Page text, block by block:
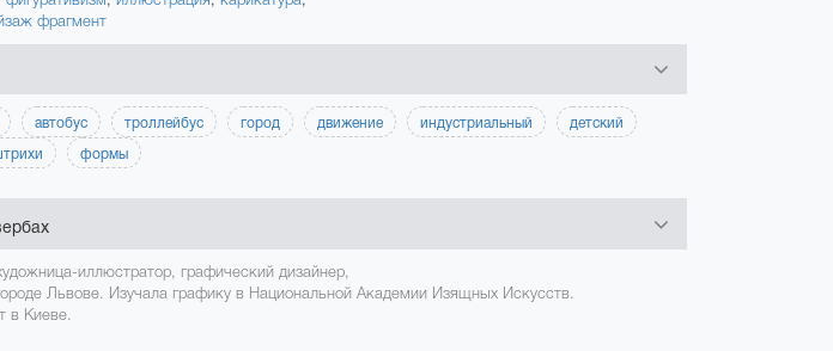
фрагмент
автобус троллейбус город движение индустриальный
детский
формы
иллюстратор, графический дизайнер,
Львове. Изучала графику в Национальной Академии Изящных Искусств.
в Киеве.